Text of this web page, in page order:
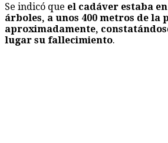
Se indicó que el cadáver estaba
árboles, a unos 400 metros de la
aproximadamente,
lugar su fallecimiento.